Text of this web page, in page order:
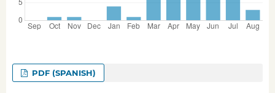
PDF (SPANISH)